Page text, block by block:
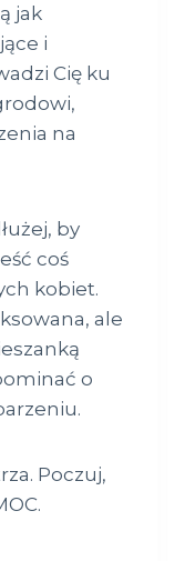
jak
i
Cię ku
na
by
coś
kobiet.
ale
o
Poczuj,